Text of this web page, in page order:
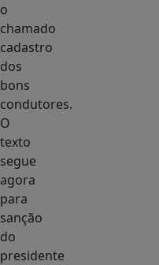
o
chamado
cadastro
dos
bons
condutores.
O
texto
segue
agora
para
sanção
do
presidente